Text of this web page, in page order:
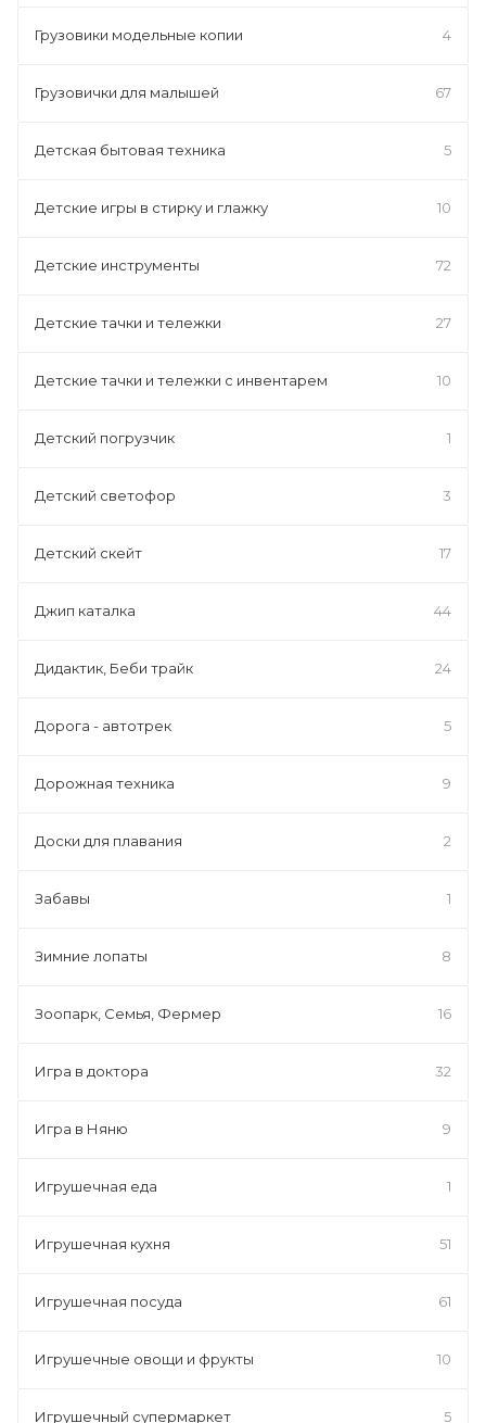
Грузовики модельные копии 4
Грузовички для малышей 67
Детская бытовая техника 5
Детские игры в стирку и глажку 10
Детские инструменты 72
Детские тачки и тележки 27
Детские тачки и тележки с инвентарем 10
Детский погрузчик 1
Детский светофор 3
Детский скейт 17
Джип каталка 44
Дидактик, Беби трайк 24
Дорога - автотрек 5
Дорожная техника 9
Доски для плавания 2
Забавы 1
Зимние лопаты 8
Зоопарк, Семья, Фермер 16
Игра в доктора 32
Игра в Няню 9
Игрушечная еда 1
Игрушечная кухня 51
Игрушечная посуда 61
Игрушечные овощи и фрукты 10
Игрушечный супермаркет 5